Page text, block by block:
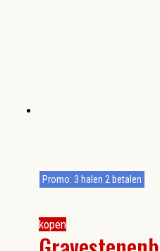
kopen
Promo: 3 halen 2 betalen